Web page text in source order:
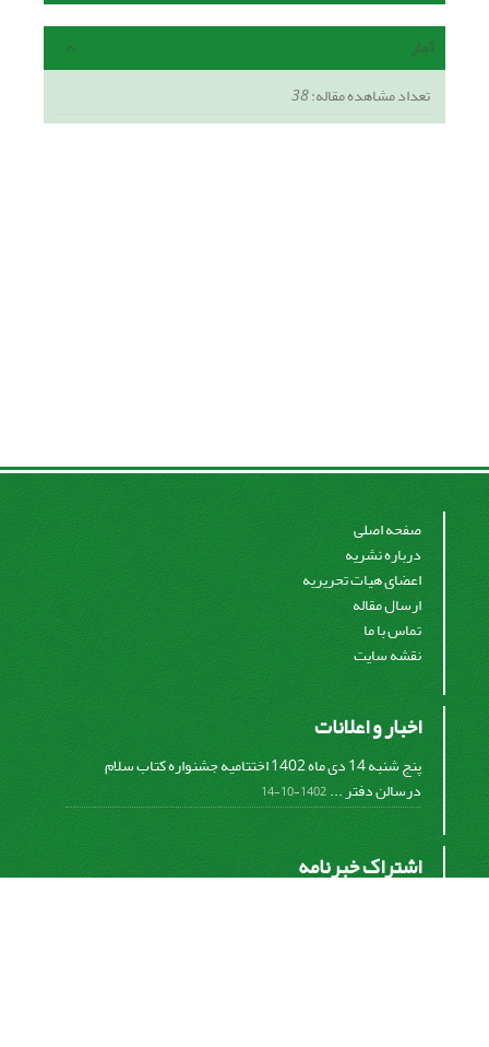
آمار
تعداد مشاهده مقاله:38
صفحه اصلی
درباره نشریه
اعضای هیات تحریریه
ارسال مقاله
تماس با ما
نقشه سایت
اخبار و اعلانات
پنج شنبه 14 دی ماه 1402 اختتامیه جشنواره کتاب سلام
درسالن دفتر ...1402-10-14
اشتراک خبرنامه